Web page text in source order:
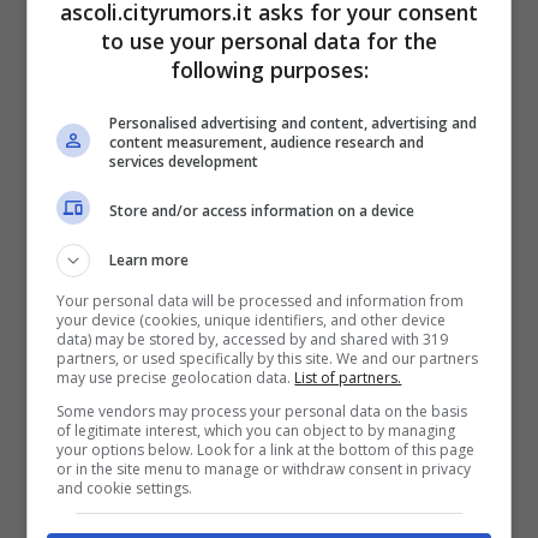
l’ora di scoprire quali saranno gli sviluppi
per i protagonisti. L’amatissima dizi con
Deva e Gulcemal ha raggiunto una media,
per ogni puntata, di circa 2,3 milioni di
spettatori superando il 16% di share.
I fan, tuttavia, non saranno felici di sapere
cheSegreti di famiglianon andrà più in
onda la domenica sera. Prima dello stop,
però, saranno ancora tanti i colpi di scena.
Le anticipazioni dell’ottava puntata, che
verrà trasmessa domenica 4 agosto,
ascoli.cityrumors.it asks for your consent
to use your personal data for the
following purposes:
Personalised advertising and content, advertising and
content measurement, audience research and
services development
Store and/or access information on a device
Learn more
Your personal data will be processed and information from
your device (cookies, unique identifiers, and other device
data) may be stored by, accessed by and shared with 319
partners, or used specifically by this site. We and our partners
may use precise geolocation data. List of partners.
Some vendors may process your personal data on the basis
of legitimate interest, which you can object to by managing
your options below. Look for a link at the bottom of this page
or in the site menu to manage or withdraw consent in privacy
and cookie settings.